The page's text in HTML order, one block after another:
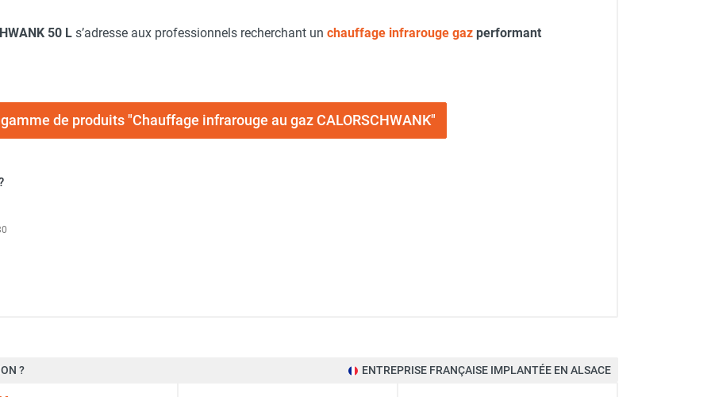
50 L s’adresse aux professionnels recherchant un chauffage infrarouge gaz performant
de produits "Chauffage infrarouge au gaz CALORSCHWANK"
? ENTREPRISE FRANÇAISE IMPLANTÉE EN ALSACE